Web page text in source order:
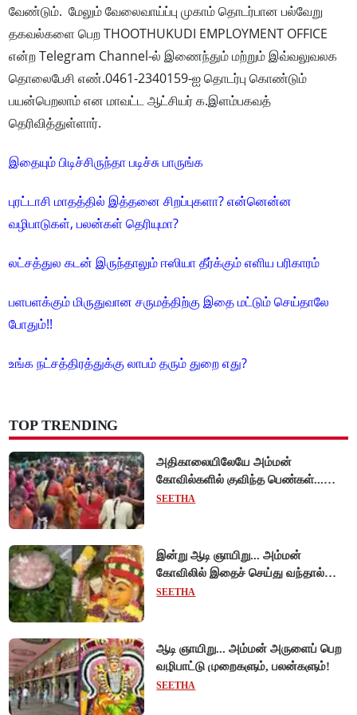
வேண்டும். மேலும் வேலைவாய்ப்பு முகாம் தொடர்பான பல்வேறு
தகவல்களை பெற THOOTHUKUDI EMPLOYMENT OFFICE
என்ற Telegram Channel-ல் இணைந்தும் மற்றும் இவ்வலுவலக
தொலைபேசி எண்.0461-2340159-ஐ தொடர்பு கொண்டும்
பயன்பெறலாம் என மாவட்ட ஆட்சியர் க.இளம்பகவத்
தெரிவித்துள்ளார்.
இதையும் பிடிச்சிருந்தா படிச்சு பாருங்க
புரட்டாசி மாதத்தில் இத்தனை சிறப்புகளா? என்னென்ன
வழிபாடுகள், பலன்கள் தெரியுமா?
லட்சத்துல கடன் இருந்தாலும் ஈஸியா தீர்க்கும் எளிய பரிகாரம்
பளபளக்கும் மிருதுவான சருமத்திற்கு இதை மட்டும் செய்தாலே
போதும்!!
உங்க நட்சத்திரத்துக்கு லாபம் தரும் துறை எது?
TOP TRENDING
அதிகாலையிலேயே அம்மன்
கோவில்களில் குவிந்த பெண்கள்...
களைகட்டிய ஆடி ஞாயிறு
SEETHA
இன்று ஆடி ஞாயிறு... அம்மன்
கோவிலில் இதைச் செய்து வந்தால்
திருஷ்டி விலகும்.. காரிய தடைகள்
SEETHA
ஆடி ஞாயிறு... அம்மன் அருளைப் பெற
வழிபாட்டு முறைகளும், பலன்களும்!
SEETHA